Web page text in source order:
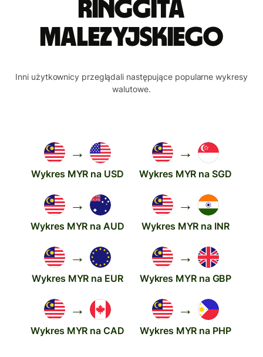
ringgita
malezyjskiego
Inni użytkownicy przeglądali następujące popularne wykresy
walutowe.
→
Wykres MYR na USD
→
Wykres MYR na SGD
→
Wykres MYR na AUD
→
Wykres MYR na INR
→
Wykres MYR na EUR
→
Wykres MYR na GBP
→
Wykres MYR na CAD
→
Wykres MYR na PHP